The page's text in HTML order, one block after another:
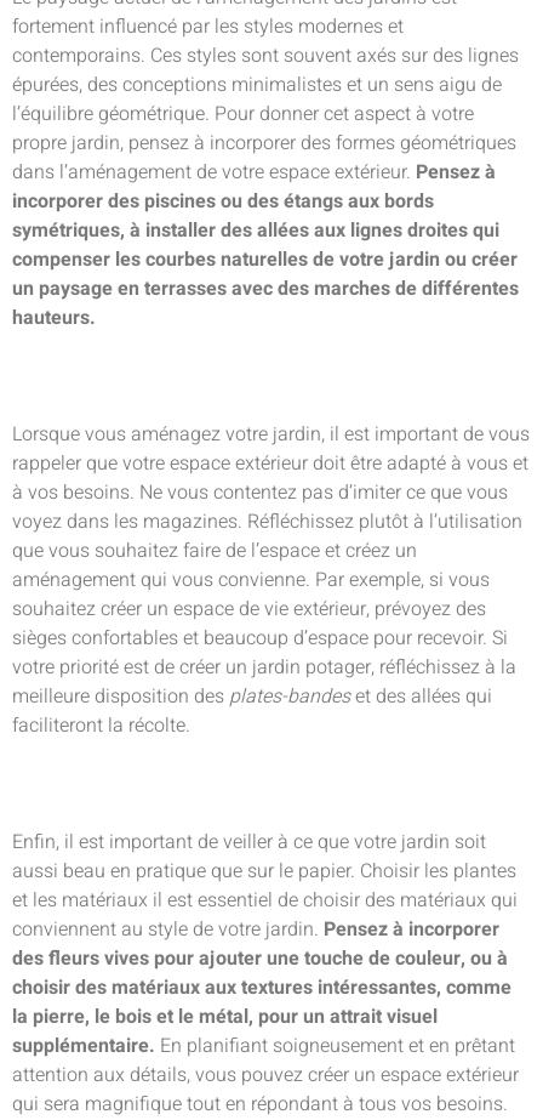
fortement influencé par les styles modernes et
contemporains. Ces styles sont souvent axés sur des lignes
épurées, des conceptions minimalistes et un sens aigu de
l’équilibre géométrique. Pour donner cet aspect à votre
propre jardin, pensez à incorporer des formes géométriques
dans l’aménagement de votre espace extérieur. Pensez à
incorporer des piscines ou des étangs aux bords
symétriques, à installer des allées aux lignes droites qui
compenser les courbes naturelles de votre jardin ou créer
un paysage en terrasses avec des marches de différentes
hauteurs.
Lorsque vous aménagez votre jardin, il est important de vous
rappeler que votre espace extérieur doit être adapté à vous et
à vos besoins. Ne vous contentez pas d’imiter ce que vous
voyez dans les magazines. Réfléchissez plutôt à l’utilisation
que vous souhaitez faire de l’espace et créez un
aménagement qui vous convienne. Par exemple, si vous
souhaitez créer un espace de vie extérieur, prévoyez des
sièges confortables et beaucoup d’espace pour recevoir. Si
votre priorité est de créer un jardin potager, réfléchissez à la
meilleure disposition desplates-bandeset des allées qui
faciliteront la récolte.
Enfin, il est important de veiller à ce que votre jardin soit
aussi beau en pratique que sur le papier. Choisir les plantes
et les matériaux il est essentiel de choisir des matériaux qui
conviennent au style de votre jardin. Pensez à incorporer
des fleurs vives pour ajouter une touche de couleur, ou à
choisir des matériaux aux textures intéressantes, comme
la pierre, le bois et le métal, pour un attrait visuel
supplémentaire. En planifiant soigneusement et en prêtant
attention aux détails, vous pouvez créer un espace extérieur
qui sera magnifique tout en répondant à tous vos besoins.